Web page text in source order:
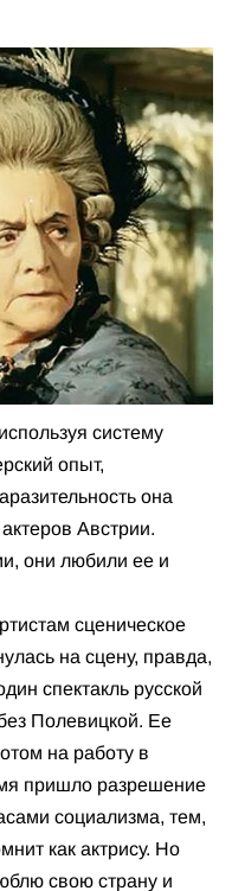
систему
опыт,
она
Австрии.
они любили ее и
сценическое
на сцену, правда,
спектакль русской
Полевицкой. Ее
на работу в
пришло разрешение
социализма, тем,
как актрису. Но
свою страну и